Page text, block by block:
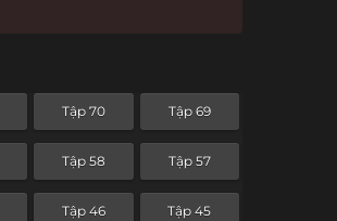
Tập 70 Tập 69
Tập 58 Tập 57
Tập 46 Tập 45